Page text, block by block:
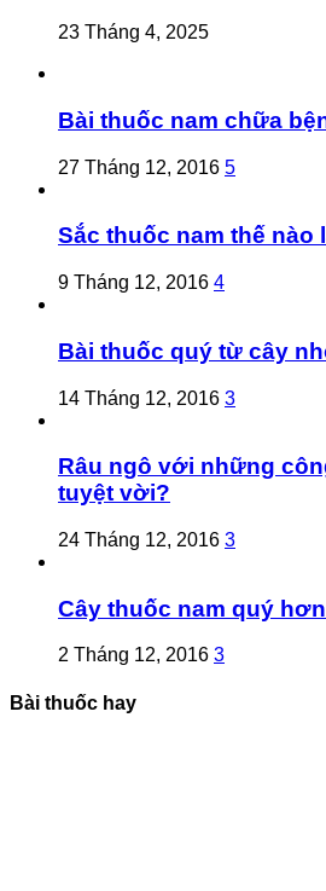
23 Tháng 4, 2025
Bài thuốc nam chữa
27 Tháng 12, 2016 5
Sắc thuốc nam thế nào
9 Tháng 12, 2016 4
Bài thuốc quý từ cây
14 Tháng 12, 2016 3
Râu ngô với những
tuyệt vời?
24 Tháng 12, 2016 3
Cây thuốc nam quý
2 Tháng 12, 2016 3
Bài thuốc hay